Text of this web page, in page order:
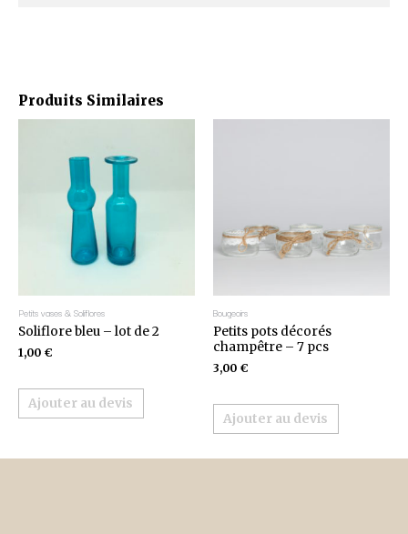
Produits Similaires
Petits vases & Soliflores
Soliflore bleu – lot de 2
1,00 €
Ajouter au devis
Bougeoirs
Petits pots décorés
champêtre – 7 pcs
3,00 €
Ajouter au devis